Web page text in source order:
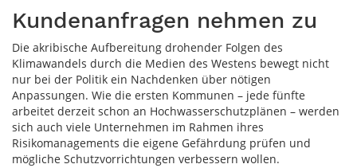
Kundenanfragen nehmen zu
Die akribische Aufbereitung drohender Folgen des
Klimawandels durch die Medien des Westens bewegt nicht
nur bei der Politik ein Nachdenken über nötigen
Anpassungen. Wie die ersten Kommunen – jede fünfte
arbeitet derzeit schon an Hochwasserschutzplänen – werden
sich auch viele Unternehmen im Rahmen ihres
Risikomanagements die eigene Gefährdung prüfen und
mögliche Schutzvorrichtungen verbessern wollen.